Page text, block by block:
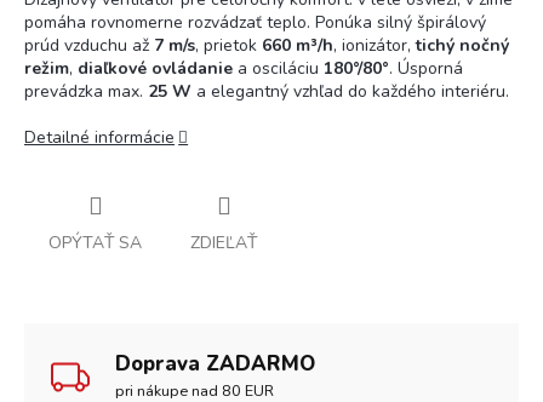
pomáha rovnomerne rozvádzať teplo. Ponúka silný špirálový
prúd vzduchu až 7 m/s, prietok 660 m³/h, ionizátor,tichý nočný
režim, diaľkové ovládanie a osciláciu 180°/80°. Úsporná
prevádzka max. 25 W a elegantný vzhľad do každého interiéru.
Detailné informácie
OPÝTAŤ SA ZDIEĽAŤ
Doprava ZADARMO
pri nákupe nad 80 EUR